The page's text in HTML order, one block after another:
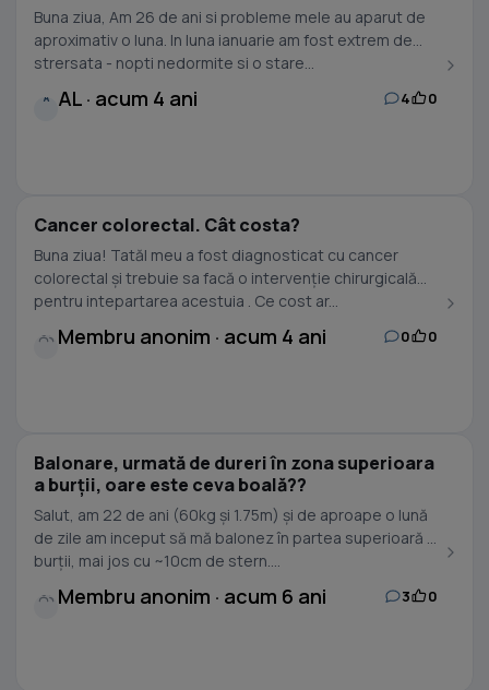
Buna ziua, Am 26 de ani si probleme mele au aparut de
aproximativ o luna. In luna ianuarie am fost extrem de
strersata - nopti nedormite si o stare...
A AL · acum 4 ani 4 0
Cancer colorectal. Cât costa?
Buna ziua! Tatăl meu a fost diagnosticat cu cancer
colorectal și trebuie sa facă o intervenție chirurgicală
pentru intepartarea acestuia . Ce cost ar...
Membru anonim · acum 4 ani 0 0
Balonare, urmată de dureri în zona superioara
a burții, oare este ceva boală??
Salut, am 22 de ani (60kg și 1.75m) și de aproape o lună
de zile am inceput să mă balonez în partea superioară a
burții, mai jos cu ~10cm de stern....
Membru anonim · acum 6 ani 3 0